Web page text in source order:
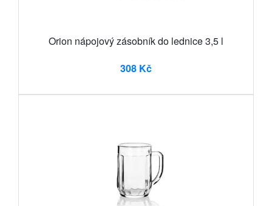
Orion nápojový zásobník do lednice 3,5 l
308 Kč